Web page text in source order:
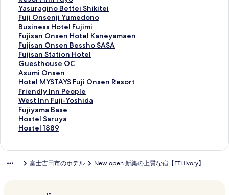
C
O
N
I
F
E
R
の
ペ
ー
ジ
を
開
く
a
g
i
の
ペ
ー
ジ
を
開
く
リ
ン
ク
h
i
G
a
t
e
w
a
y
C
a
m
p
の
を
開
e
の
ペ
ー
ジ
を
開
く
リ
ン
ク
n
V
i
l
l
a
-
T
o
k
i
の
ペ
ー
く
リ
j
i
2
0
2
1
の
ペ
ー
ジ
を
開
く
リ
u
j
i
P
l
u
s
+
の
ペ
ー
ジ
を
開
ク
a
g
e
X
K
A
W
A
G
U
C
H
I
K
ー
ジ
e
l
F
U
J
i
T
O
R
i
i
G
A
T
ー
ジ
g
h
l
a
n
d
R
e
s
o
r
t
H
o
S
e
s
o
r
t
I
n
n
F
u
y
o
の
ペ
開
く
Yasuragino Bettei Shikitei
Y
a
s
u
r
a
g
i
n
o
B
e
t
t
i
Fuji Onsenji Yumedono
F
u
j
i
O
n
s
e
n
j
i
Y
u
n
Business Hotel Fujimi
B
u
s
i
n
e
s
s
H
o
t
e
i
Fujisan Onsen Hotel Kaneyamaen
F
u
j
i
s
a
n
O
n
s
e
e
Fujisan Onsen Bessho SASA
F
u
j
i
s
a
n
O
n
s
s
Fujisan Station Hotel
F
u
j
i
s
a
n
S
t
n
Guesthouse OC
G
u
e
s
t
h
o
u
の
Asumi Onsen
A
s
u
m
i
O
n
の
ペ
Hotel MYSTAYS Fuji Onsen Resort
H
o
t
e
l
M
Y
Friendly Inn People
F
r
i
e
n
n
West Inn Fuji-Yoshida
W
e
s
t
u
Fujiyama Base
F
u
j
m
a
Hostel Saruya
H
o
S
Hostel 1889
H
l
富士吉田市のホテル New open 新築の上質な宿【FTHIvory】